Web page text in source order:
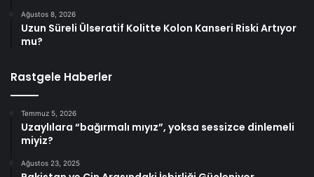
Ağustos 8, 2026
Uzun Süreli Ülseratif Kolitte Kolon Kanseri Riski Artıyor
mu?
Rastgele Haberler
Temmuz 5, 2026
Uzaylılara “bağırmalı mıyız”, yoksa sessizce dinlemeli
miyiz?
Ağustos 23, 2025